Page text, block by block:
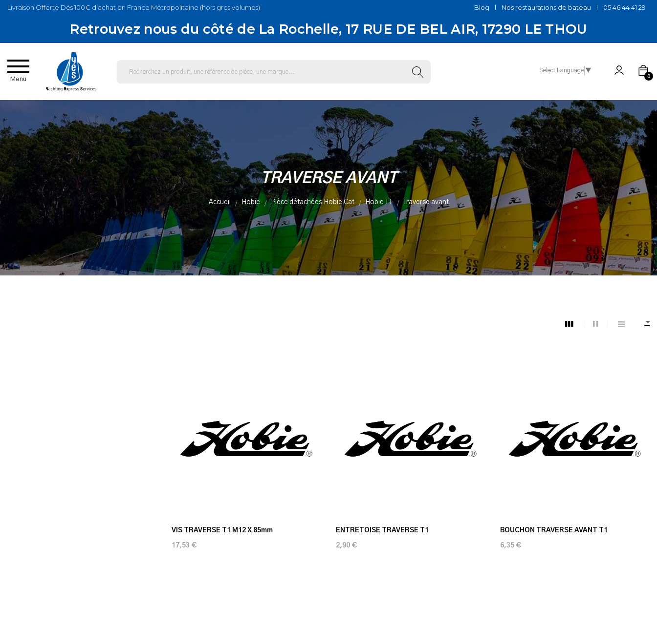
Livraison Offerte Dès 100€ d'achat en France Métropolitaine (hors gros volumes) Blog Nos restaurations de bateau 05 46 44 41 29
Retrouvez nous du côté de La Rochelle, 17 RUE DE BEL AIR, 17290 LE THOU
Menu
Select Language ▼
0
TRAVERSE AVANT
Accueil Hobie Pièce détachées Hobie Cat Hobie T1 Traverse avant
VIS TRAVERSE T1 M12 X 85mm
17,53 €
ENTRETOISE TRAVERSE T1
2,90 €
BOUCHON TRAVERSE AVANT T1
6,35 €